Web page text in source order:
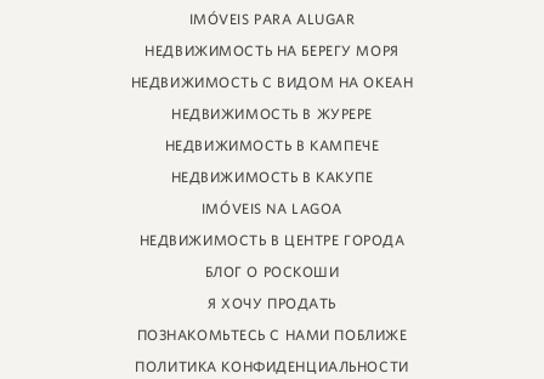
IMÓVEIS PARA ALUGAR
НЕДВИЖИМОСТЬ НА БЕРЕГУ МОРЯ
НЕДВИЖИМОСТЬ С ВИДОМ НА ОКЕАН
НЕДВИЖИМОСТЬ В ЖУРЕРЕ
НЕДВИЖИМОСТЬ В КАМПЕЧЕ
НЕДВИЖИМОСТЬ В КАКУПЕ
IMÓVEIS NA LAGOA
НЕДВИЖИМОСТЬ В ЦЕНТРЕ ГОРОДА
БЛОГ О РОСКОШИ
Я ХОЧУ ПРОДАТЬ
ПОЗНАКОМЬТЕСЬ С НАМИ ПОБЛИЖЕ
ПОЛИТИКА КОНФИДЕНЦИАЛЬНОСТИ